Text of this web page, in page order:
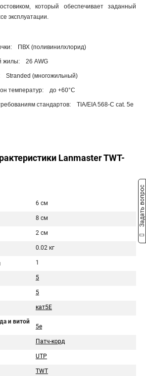
который обеспечивает заданный
эксплуатации.
ПВХ (поливинилхлорид)
жилы: 26 AWG
Stranded (многожильный)
температур: до +60°С
стандартов: TIA/EIA 568-C cat. 5e
Lanmaster TWT-
6 см
8 см
2 см
0.02 кг
1
5
5
кат5Е
и витой
5e
Патч-корд
UTP
TWT
Задать вопрос